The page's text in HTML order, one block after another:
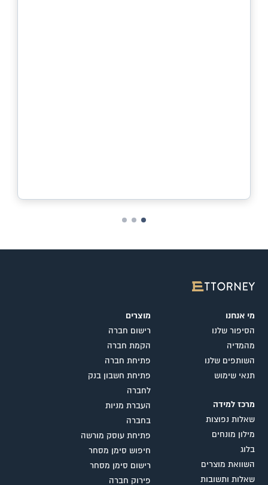
מי אנחנו
הסיפור שלנו
מהמדיה
השותפים שלנו
תנאי שימוש
מרכז למידה
שאלות נפוצות
מילון מונחים
בלוג
השוואת מוצרים
שאלות ותשובות
מוצרים
רישום חברה
הקמת חברה
פתיחת חברה
פתיחת חשבון בנק
לחברה
העברת מניות
בחברה
פתיחת עוסק מורשה
חיפוש סימן מסחר
רישום סימן מסחר
פירוק חברה